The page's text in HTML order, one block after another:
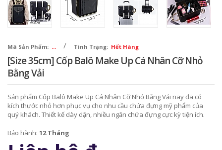
Mã Sản Phẩm: ... / Tình Trạng: Hết Hàng
[Size 35cm] Cốp Balô Make Up Cá Nhân Cỡ Nhỏ
Bằng Vải
Sản phẩm Cốp Balô Make Up Cá Nhân Cỡ Nhỏ Bằng Vải nay đã có
kích thước nhỏ hơn phục vụ cho nhu cầu chứa đựng mỹ phẩm của
quý khách. Thiết kế dày dặn, nhiều ngăn chứa đựng cực kỳ tiện ích.
Bảo hành: 12 Tháng